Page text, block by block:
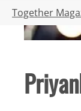
Together